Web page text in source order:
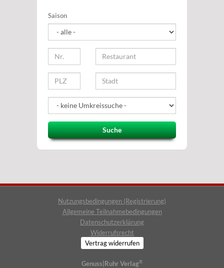
Saison
Suche
Nutzungsbedingungen (Registrierung)
Allgemeine Teilnahmebedingungen
Datenschutzerklärung
Widerrufsrecht
Vertrag widerrufen
Genuss|Ruhr Verlag®